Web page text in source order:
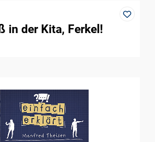
in der Kita, Ferkel!